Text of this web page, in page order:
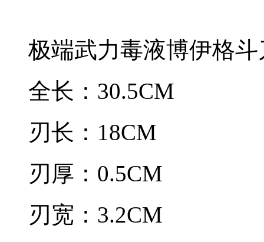
极端武力毒液博伊格
全长：30.5CM
刃长：18CM
刃厚：0.5CM
刃宽：3.2CM